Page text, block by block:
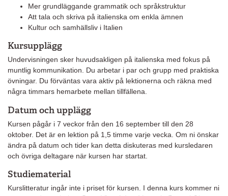
Mer grundläggande grammatik och språkstruktur
Att tala och skriva på italienska om enkla ämnen
Kultur och samhällsliv i Italien
Kursupplägg
Undervisningen sker huvudsakligen på italienska med fokus på
muntlig kommunikation. Du arbetar i par och grupp med praktiska
övningar. Du förväntas vara aktiv på lektionerna och räkna med
några timmars hemarbete mellan tillfällena.
Datum och upplägg
Kursen pågår i 7 veckor från den 16 september till den 28
oktober. Det är en lektion på 1,5 timme varje vecka. Om ni önskar
ändra på datum och tider kan detta diskuteras med kursledaren
och övriga deltagare när kursen har startat.
Studiematerial
Kurslitteratur ingår inte i priset för kursen. I denna kurs kommer ni